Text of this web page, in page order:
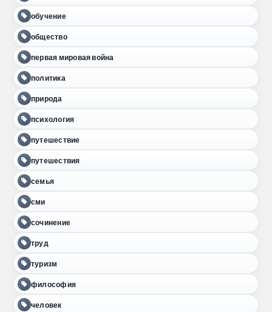
обучение
общество
первая мировая война
политика
природа
психология
путешествие
путешествия
семья
сми
сочинение
труд
туризм
философия
человек